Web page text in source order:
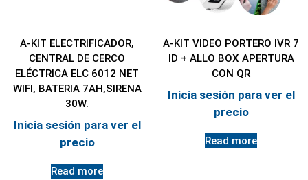
A-KIT ELECTRIFICADOR,
CENTRAL DE CERCO
ELÉCTRICA ELC 6012 NET
WIFI, BATERIA 7AH,SIRENA
30W.
Inicia sesión para ver el
precio
Read more
A-KIT VIDEO PORTERO IVR 7
ID + ALLO BOX APERTURA
CON QR
Inicia sesión para ver el
precio
Read more